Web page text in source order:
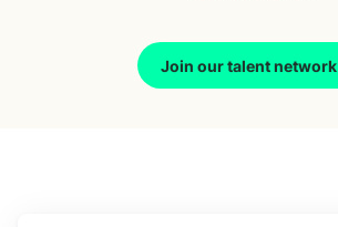
Join our talent network